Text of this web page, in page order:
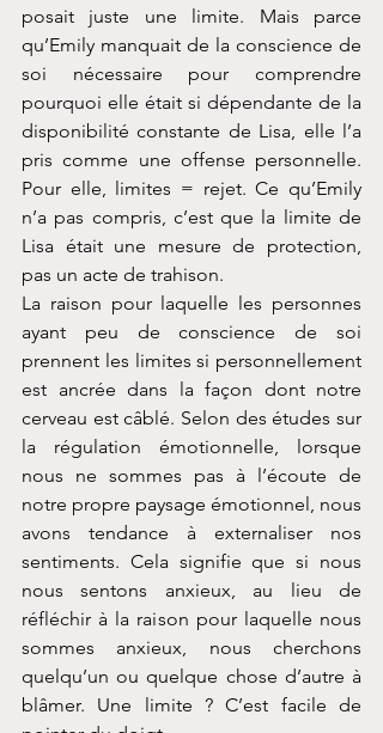
posait juste une limite. Mais parce
qu’Emily manquait de la conscience de
soi nécessaire pour comprendre
pourquoi elle était si dépendante de la
disponibilité constante de Lisa, elle l’a
pris comme une offense personnelle.
Pour elle, limites = rejet. Ce qu’Emily
n’a pas compris, c’est que la limite de
Lisa était une mesure de protection,
pas un acte de trahison.
La raison pour laquelle les personnes
ayant peu de conscience de soi
prennent les limites si personnellement
est ancrée dans la façon dont notre
cerveau est câblé. Selon des études sur
la régulation émotionnelle, lorsque
nous ne sommes pas à l’écoute de
notre propre paysage émotionnel, nous
avons tendance à externaliser nos
sentiments. Cela signifie que si nous
nous sentons anxieux, au lieu de
réfléchir à la raison pour laquelle nous
sommes anxieux, nous cherchons
quelqu’un ou quelque chose d’autre à
blâmer. Une limite ? C’est facile de